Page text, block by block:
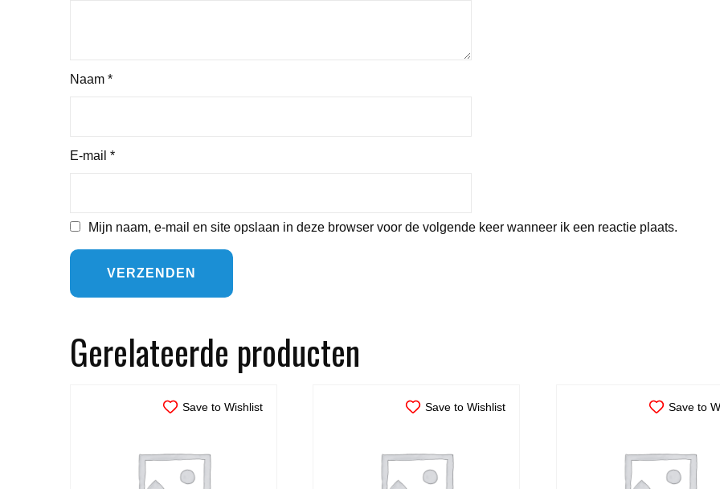
Naam *
E-mail *
Mijn naam, e-mail en site opslaan in deze browser voor de volgende keer wanneer ik een reactie plaats.
Gerelateerde producten
Save to Wishlist Save to Wishlist Save to